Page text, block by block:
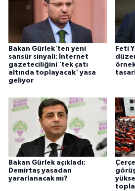
Bakan Gürlek'ten yeni
sansür sinyali: İnternet
gazeteciliğini 'tek çatı
altında toplayacak' yasa
geliyor
Feti
Bakan Gürlek açıkladı:
Demirtaş yasadan
yararlanacak mı?